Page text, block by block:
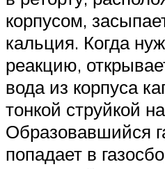
корпусом,
кальция. Когда
реакцию,
вода из корпуса
тонкой струйкой
Образовавшийся
попадает в